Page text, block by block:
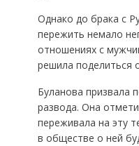
Однако до брака с
пережить немало
отношениях с
решила поделиться
Буланова призвала
развода. Она
переживала на эту
в обществе о ней